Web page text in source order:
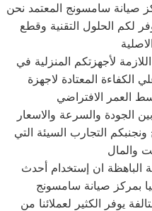
صيانة سامسونج المعتمد نحن
لكم الحلول التقنية وقطع
لأجهزتكم المنزلية في
الكفاءة المعتادة لاجهزة
العمر الافتراضي
الجودة والسرعة والاسعار
التجارب السيئة التي
الباهظة ان إستخدام أحدث
بمركز صيانة سامسونج
يوفر الكثير لعملائنا من